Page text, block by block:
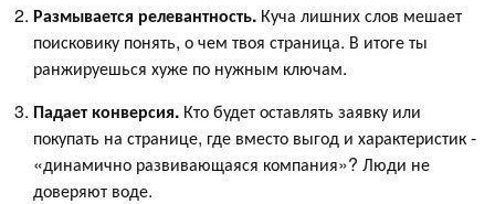
Размывается релевантность. Куча лишних слов мешает
поисковику понять, о чем твоя страница. В итоге ты
ранжируешься хуже по нужным ключам.
Падает конверсия. Кто будет оставлять заявку или
покупать на странице, где вместо выгод и характеристик -
«динамично развивающаяся компания»? Люди не
доверяют воде.